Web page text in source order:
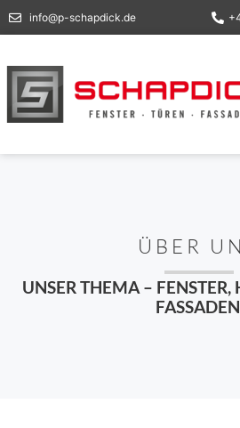
info@p-schapdick.de
ÜBER
UNSER THEMA –